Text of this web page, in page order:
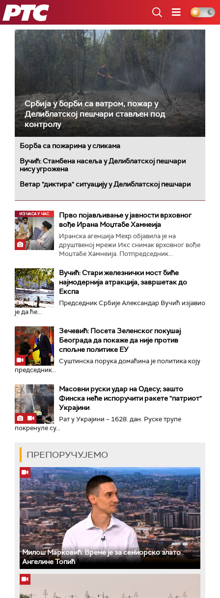
РТС
Србија у борби са ватром, пожар у
Делиблатској пешчари стављен под
контролу
Борба са пожарима у сликама
Вучић: Стамбена насеља у Делиблатској пешчари
нису угрожена
Ветар "диктира" ситуацију у Делиблатској пешчари
Прво појављивање у јавности врховног
вође Ирана Моџтабe Хамнеија
Иранска агенција Мехр објавила је на
друштвеној мрежи Икс снимак врховног вође
Моџтабе Хамнеија. Потпредседник...
Вучић: Стари железнички мост биће
најмодернија атракција, завршетак до
Експа
Председник Србије Александар Вучић изјавио
је да ће...
Зечевић: Посета Зеленског покушај
Београда да покаже да није против
спољне политике ЕУ
Суштинска порука домаћина је политика коју
председник...
Масовни руски удар на Одесу; зашто
Финска неће испоручити ракете "патриот"
Украјини
Рат у Украјини – 1628. дан. Руске трупе
покренуле су...
ПРЕПОРУЧУЈЕМО
Милош Марковић: Време је за сениорско злато
Ангелине Топић